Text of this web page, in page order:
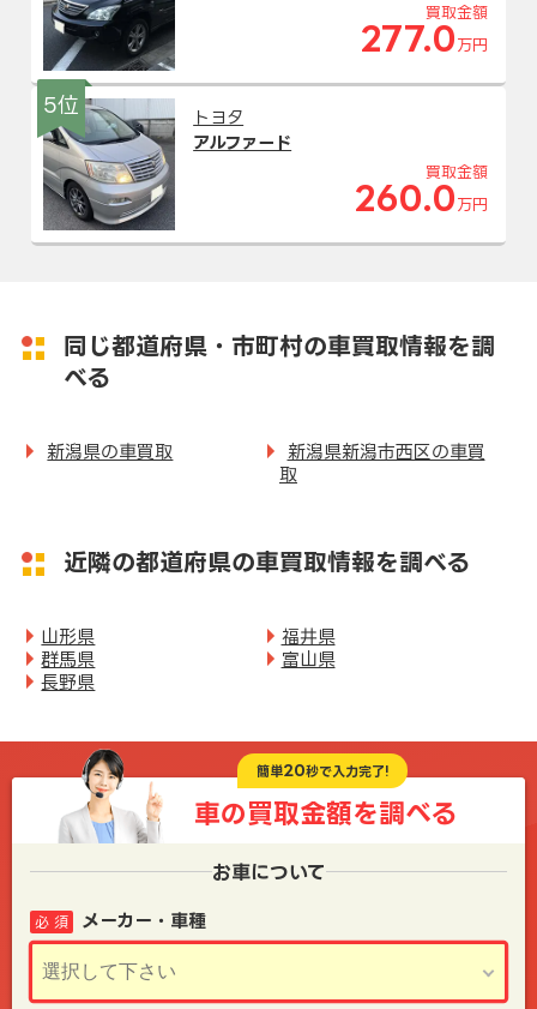
買取金額
277.0 万円
5位
トヨタ
アルファード
買取金額
260.0 万円
同じ都道府県・市町村の車買取情報を調
べる
新潟県の車買取
新潟県新潟市西区の車買
取
近隣の都道府県の車買取情報を調べる
山形県
福井県
群馬県
富山県
長野県
簡単20秒で入力完了!
車の買取金額を調べる
お車について
メーカー・車種
必 須